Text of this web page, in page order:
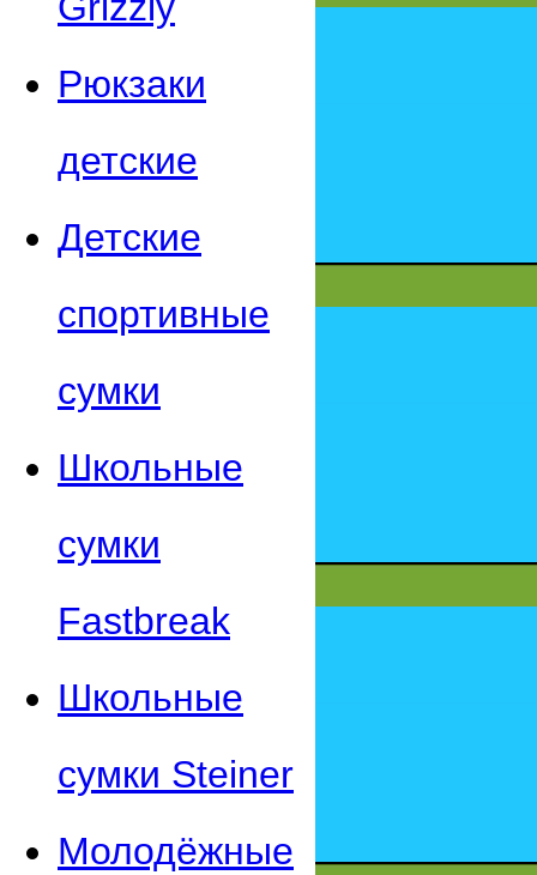
Рюкзаки
детские
Детские
спортивные
сумки
Школьные
сумки
Fastbreak
Школьные
сумки Steiner
Молодёжные